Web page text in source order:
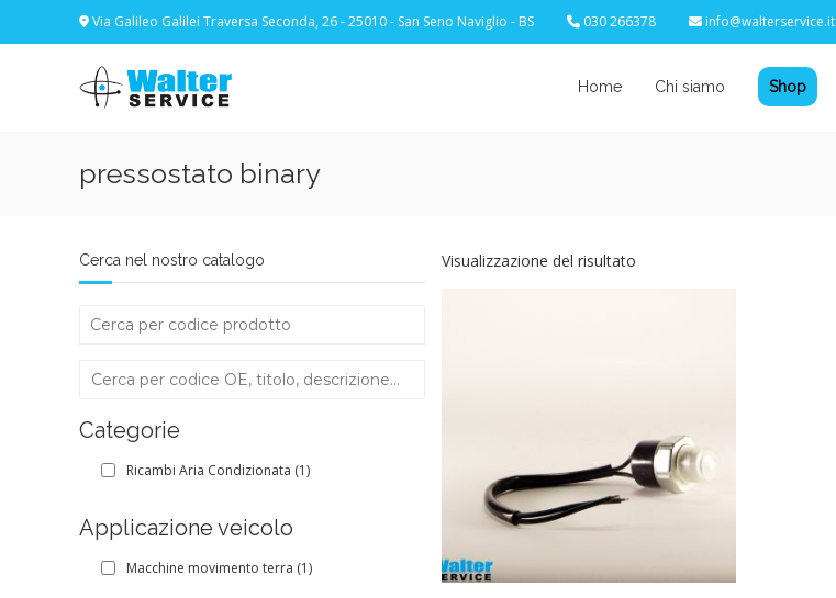
Via Galileo Galilei Traversa Seconda, 26 - 25010 - San Seno Naviglio - BS 030 266378 info@walterservice.it
Walter
Service
le
parti
tuo
veicolo?
alla
Service
Home Chi siamo Shop
pressostato binary
Visualizzazione del risultato
Cerca nel nostro catalogo
Categorie
Ricambi Aria Condizionata (1)
Applicazione veicolo
Macchine movimento terra (1)